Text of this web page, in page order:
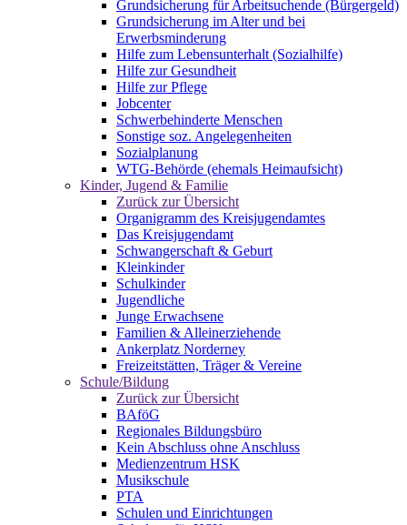
Grundsicherung für Arbeitsuchende (Bürgergeld)
Grundsicherung im Alter und bei
Erwerbsminderung
Hilfe zum Lebensunterhalt (Sozialhilfe)
Hilfe zur Gesundheit
Hilfe zur Pflege
Jobcenter
Schwerbehinderte Menschen
Sonstige soz. Angelegenheiten
Sozialplanung
WTG-Behörde (ehemals Heimaufsicht)
Kinder, Jugend & Familie
Zurück zur Übersicht
Organigramm des Kreisjugendamtes
Das Kreisjugendamt
Schwangerschaft & Geburt
Kleinkinder
Schulkinder
Jugendliche
Junge Erwachsene
Familien & Alleinerziehende
Ankerplatz Norderney
Freizeitstätten, Träger & Vereine
Schule/Bildung
Zurück zur Übersicht
BAföG
Regionales Bildungsbüro
Kein Abschluss ohne Anschluss
Medienzentrum HSK
Musikschule
PTA
Schulen und Einrichtungen